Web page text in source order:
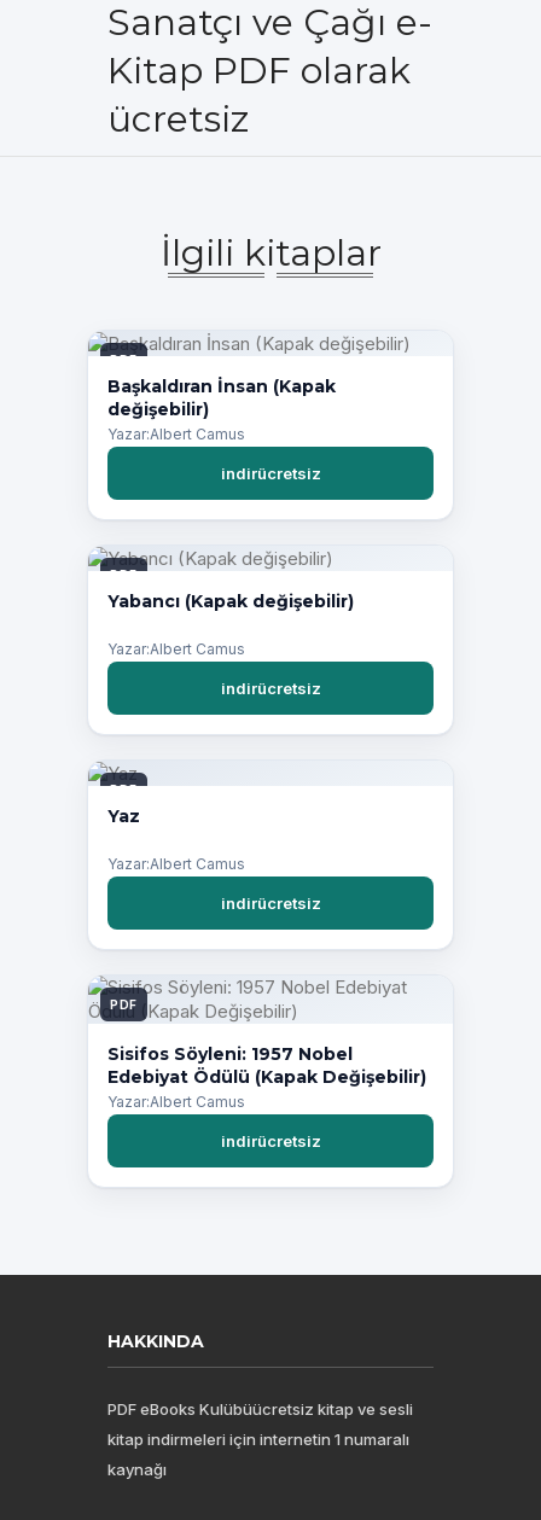
Sanatçı ve Çağı e-
Kitap PDF olarak
ücretsiz
İlgili kitaplar
PDF
Başkaldıran İnsan (Kapak
değişebilir)
Yazar:Albert Camus
indirücretsiz
PDF
Yabancı (Kapak değişebilir)
Yazar:Albert Camus
indirücretsiz
PDF
Yaz
Yazar:Albert Camus
indirücretsiz
PDF
Sisifos Söyleni: 1957 Nobel
Edebiyat Ödülü (Kapak Değişebilir)
Yazar:Albert Camus
indirücretsiz
HAKKINDA
PDF eBooks Kulübüücretsiz kitap ve sesli
kitap indirmeleri için internetin 1 numaralı
kaynağı